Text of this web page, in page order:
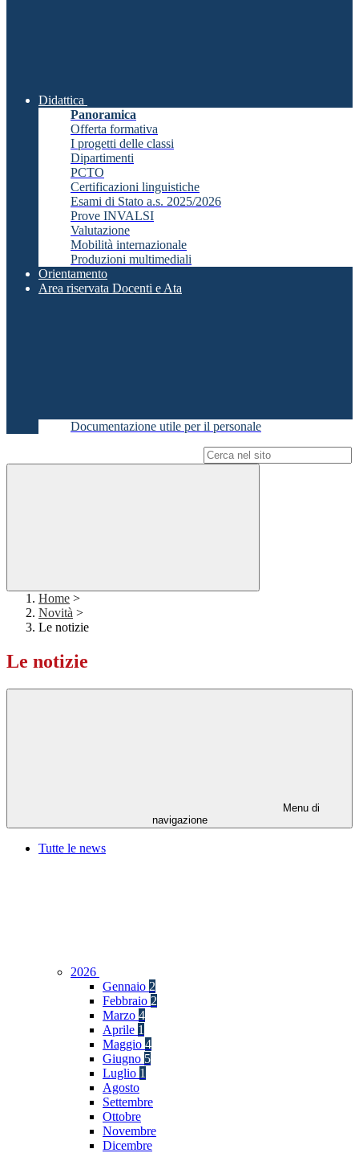
Didattica
Panoramica
Offerta formativa
I progetti delle classi
Dipartimenti
PCTO
Certificazioni linguistiche
Esami di Stato a.s. 2025/2026
Prove INVALSI
Valutazione
Mobilità internazionale
Produzioni multimediali
Orientamento
Area riservata Docenti e Ata
Documentazione utile per il personale
Home >
Novità >
Le notizie
Le notizie
Menu di
navigazione
Tutte le news
2026
Gennaio 2
Febbraio 2
Marzo 4
Aprile 1
Maggio 4
Giugno 5
Luglio 1
Agosto
Settembre
Ottobre
Novembre
Dicembre